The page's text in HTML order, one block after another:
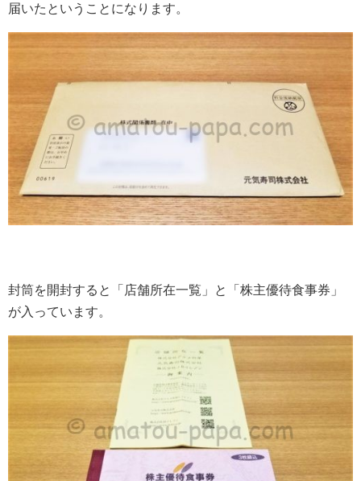
届いたということになります。
封筒を開封すると「店舗所在一覧」と「株主優待食事券」
が入っています。